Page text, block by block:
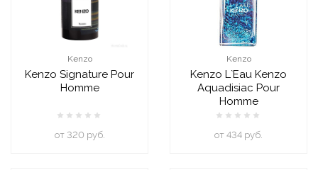
Kenzo
Kenzo Signature Pour
Homme
oт 320 руб.
Kenzo
Kenzo L`Eau Kenzo
Aquadisiac Pour
Homme
oт 434 руб.